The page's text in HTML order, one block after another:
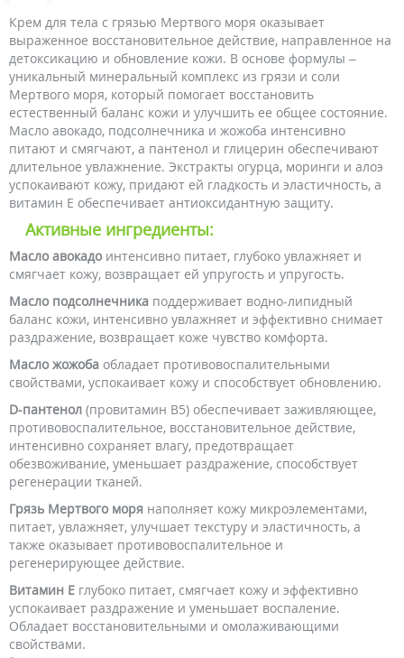
Крем для тела с грязью Мертвого моря оказывает
выраженное восстановительное действие, направленное на
детоксикацию и обновление кожи. В основе формулы –
уникальный минеральный комплекс из грязи и соли
Мертвого моря, который помогает восстановить
естественный баланс кожи и улучшить ее общее состояние.
Масло авокадо, подсолнечника и жожоба интенсивно
питают и смягчают, а пантенол и глицерин обеспечивают
длительное увлажнение. Экстракты огурца, моринги и алоэ
успокаивают кожу, придают ей гладкость и эластичность, а
витамин Е обеспечивает антиоксидантную защиту.
Активные ингредиенты:
Масло авокадо интенсивно питает, глубоко увлажняет и
смягчает кожу, возвращает ей упругость и упругость.
Масло подсолнечника поддерживает водно-липидный
баланс кожи, интенсивно увлажняет и эффективно снимает
раздражение, возвращает коже чувство комфорта.
Масло жожоба обладает противовоспалительными
свойствами, успокаивает кожу и способствует обновлению.
D-пантенол (провитамин В5) обеспечивает заживляющее,
противовоспалительное, восстановительное действие,
интенсивно сохраняет влагу, предотвращает
обезвоживание, уменьшает раздражение, способствует
регенерации тканей.
Грязь Мертвого моря наполняет кожу микроэлементами,
питает, увлажняет, улучшает текстуру и эластичность, а
также оказывает противовоспалительное и
регенерирующее действие.
Витамин Е глубоко питает, смягчает кожу и эффективно
успокаивает раздражение и уменьшает воспаление.
Обладает восстановительными и омолаживающими
свойствами.